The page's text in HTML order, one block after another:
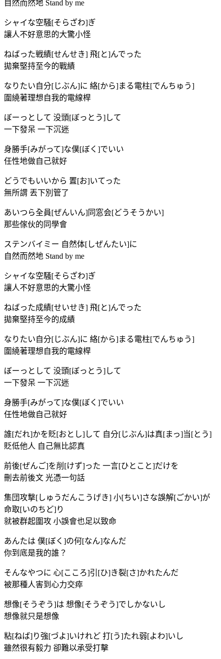
自然而然地 Stand by me
シャイな空騒[そらざわ]ぎ
讓人不好意思的大驚小怪
ねばった戦績[せんせき] 飛[と]んでった
拋棄堅持至今的戰績
なりたい自分[じぶん]に 絡[から]まる電柱[でんちゅう]
圍繞著理想自我的電線桿
ぼーっとして 没頭[ぼっとう]して
一下發呆 一下沉迷
身勝手[みがって]な僕[ぼく]でいい
任性地做自己就好
どうでもいいから 置[お]いてった
無所謂 丟下別管了
あいつら全員[ぜんいん]同窓会[どうそうかい]
那些傢伙的同學會
ステンバイミー 自然体[しぜんたい]に
自然而然地 Stand by me
シャイな空騒[そらざわ]ぎ
讓人不好意思的大驚小怪
ねばった成績[せいせき] 飛[と]んでった
拋棄堅持至今的成績
なりたい自分[じぶん]に 絡[から]まる電柱[でんちゅう]
圍繞著理想自我的電線桿
ぼーっとして 没頭[ぼっとう]して
一下發呆 一下沉迷
身勝手[みがって]な僕[ぼく]でいい
任性地做自己就好
誰[だれ]かを貶[おとし]して 自分[じぶん]は真[まっ]当[とう]
貶低他人 自己無比認真
前後[ぜんご]を削[けず]った 一言[ひとこと]だけを
刪去前後文 光憑一句話
集団攻撃[しゅうだんこうげき] 小[ちい]さな誤解[ごかい]が
命取[いのちど]り
就被群起圍攻 小誤會也足以致命
あんたは 僕[ぼく]の何[なん]なんだ
你到底是我的誰？
そんなやつに 心[こころ]引[ひ]き裂[さ]かれたんだ
被那種人害到心力交瘁
想像[そうぞう]は 想像[そうぞう]でしかないし
想像就只是想像
粘[ねば]り強[づよ]いけれど 打[う]たれ弱[よわ]いし
雖然很有毅力 卻難以承受打擊